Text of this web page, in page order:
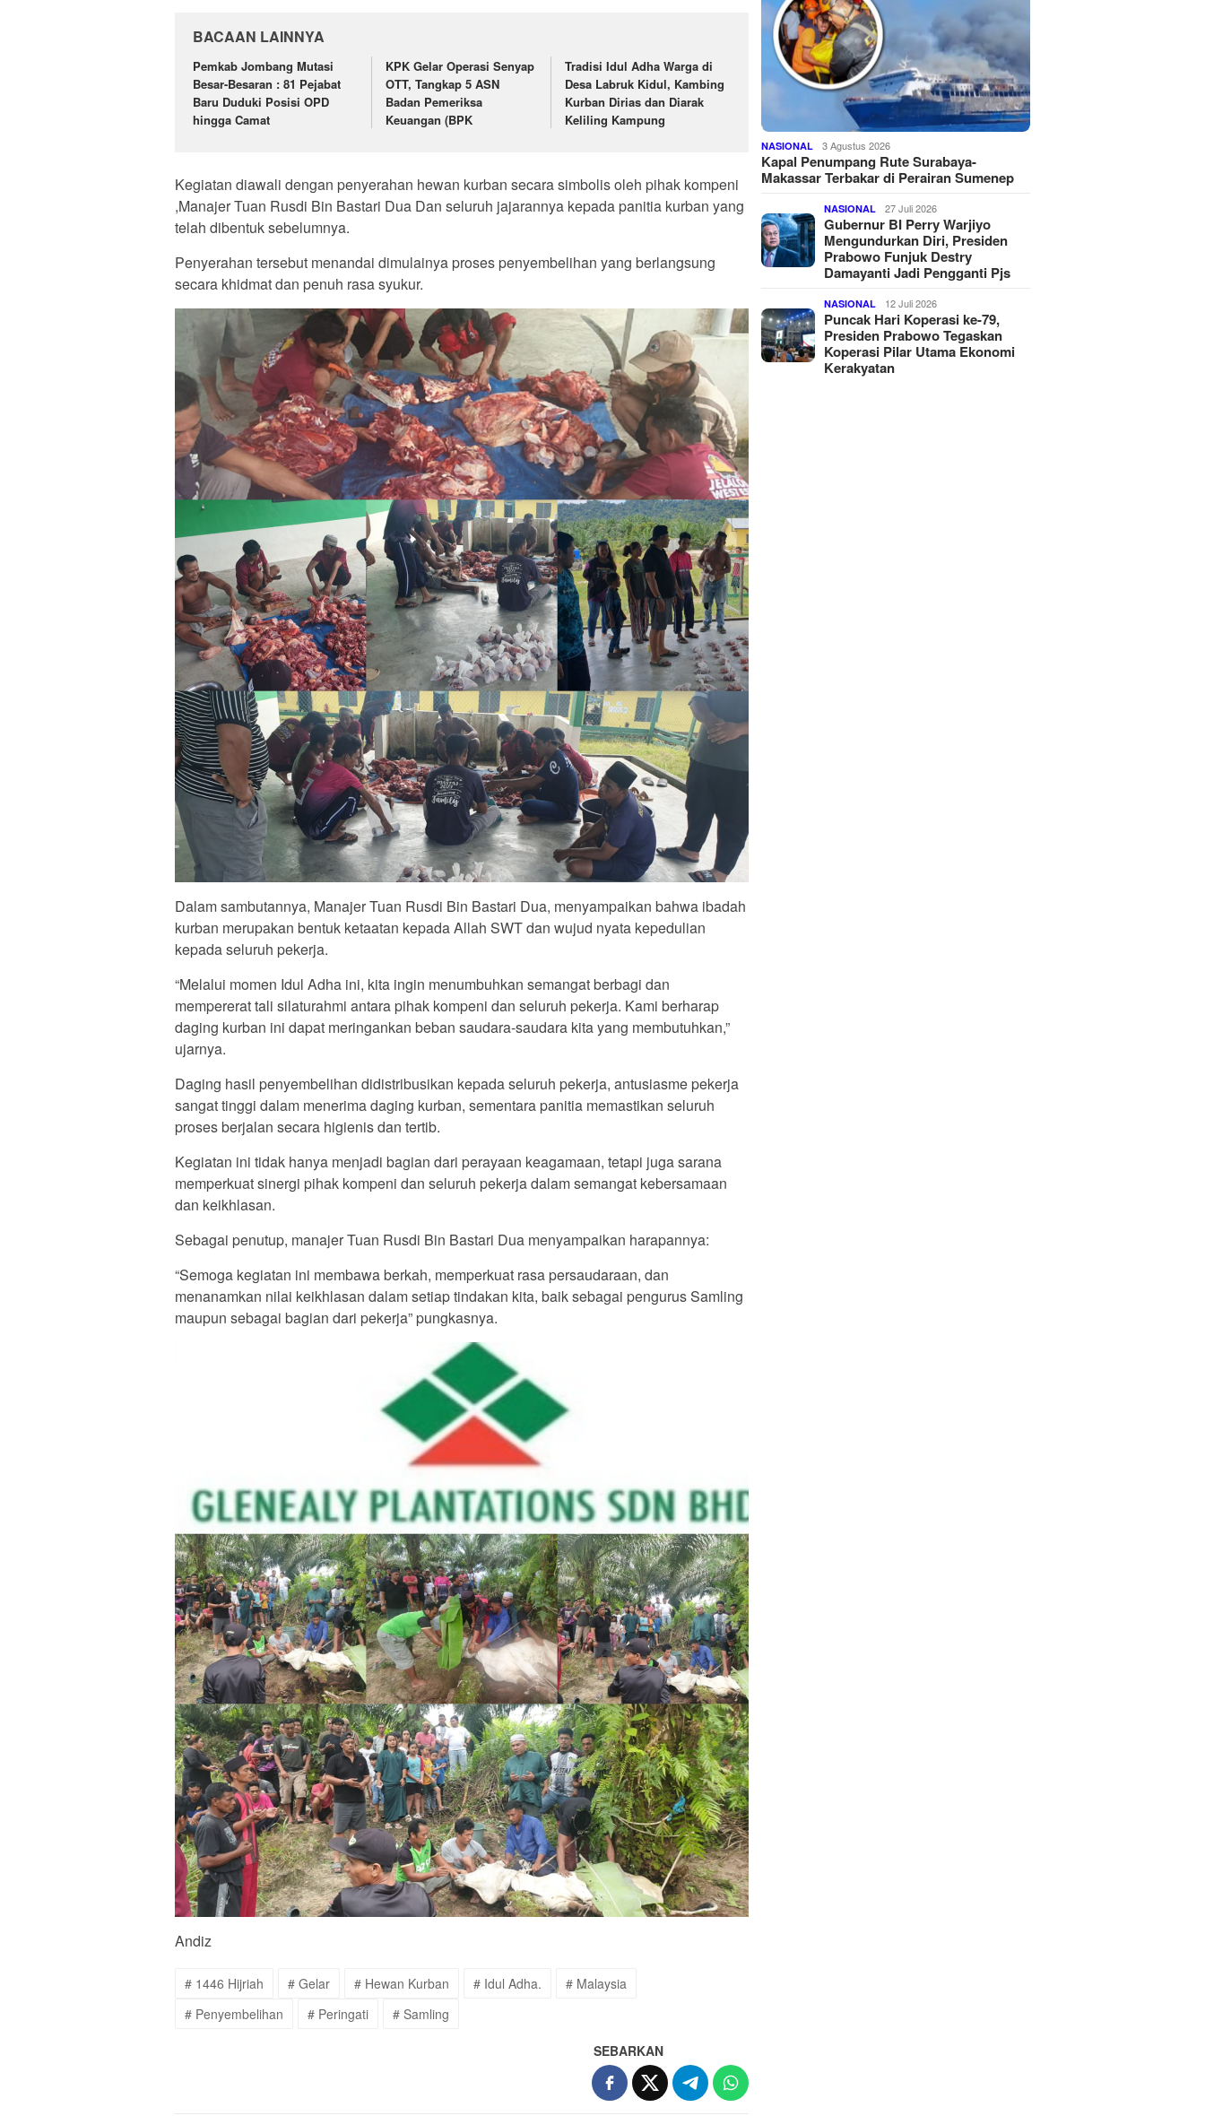
BACAAN LAINNYA
Pemkab Jombang Mutasi
Besar-Besaran : 81 Pejabat
Baru Duduki Posisi OPD
hingga Camat
KPK Gelar Operasi Senyap
OTT, Tangkap 5 ASN
Badan Pemeriksa
Keuangan (BPK
Tradisi Idul Adha Warga di
Desa Labruk Kidul, Kambing
Kurban Dirias dan Diarak
Keliling Kampung
Kegiatan diawali dengan penyerahan hewan kurban secara simbolis oleh pihak kompeni
,Manajer Tuan Rusdi Bin Bastari Dua Dan seluruh jajarannya kepada panitia kurban yang
telah dibentuk sebelumnya.
Penyerahan tersebut menandai dimulainya proses penyembelihan yang berlangsung
secara khidmat dan penuh rasa syukur.
Dalam sambutannya, Manajer Tuan Rusdi Bin Bastari Dua, menyampaikan bahwa ibadah
kurban merupakan bentuk ketaatan kepada Allah SWT dan wujud nyata kepedulian
kepada seluruh pekerja.
“Melalui momen Idul Adha ini, kita ingin menumbuhkan semangat berbagi dan
mempererat tali silaturahmi antara pihak kompeni dan seluruh pekerja. Kami berharap
daging kurban ini dapat meringankan beban saudara-saudara kita yang membutuhkan,”
ujarnya.
Daging hasil penyembelihan didistribusikan kepada seluruh pekerja, antusiasme pekerja
sangat tinggi dalam menerima daging kurban, sementara panitia memastikan seluruh
proses berjalan secara higienis dan tertib.
Kegiatan ini tidak hanya menjadi bagian dari perayaan keagamaan, tetapi juga sarana
memperkuat sinergi pihak kompeni dan seluruh pekerja dalam semangat kebersamaan
dan keikhlasan.
Sebagai penutup, manajer Tuan Rusdi Bin Bastari Dua menyampaikan harapannya:
“Semoga kegiatan ini membawa berkah, memperkuat rasa persaudaraan, dan
menanamkan nilai keikhlasan dalam setiap tindakan kita, baik sebagai pengurus Samling
maupun sebagai bagian dari pekerja” pungkasnya.
Andiz
# 1446 Hijriah # Gelar # Hewan Kurban # Idul Adha.
# Malaysia
# Penyembelihan
# Peringati # Samling
SEBARKAN
NASIONAL 3 Agustus 2026
Kapal Penumpang Rute Surabaya-
Makassar Terbakar di Perairan Sumenep
NASIONAL 27 Juli 2026
Gubernur BI Perry Warjiyo
Mengundurkan Diri, Presiden
Prabowo Funjuk Destry
Damayanti Jadi Pengganti Pjs
NASIONAL 12 Juli 2026
Puncak Hari Koperasi ke-79,
Presiden Prabowo Tegaskan
Koperasi Pilar Utama Ekonomi
Kerakyatan